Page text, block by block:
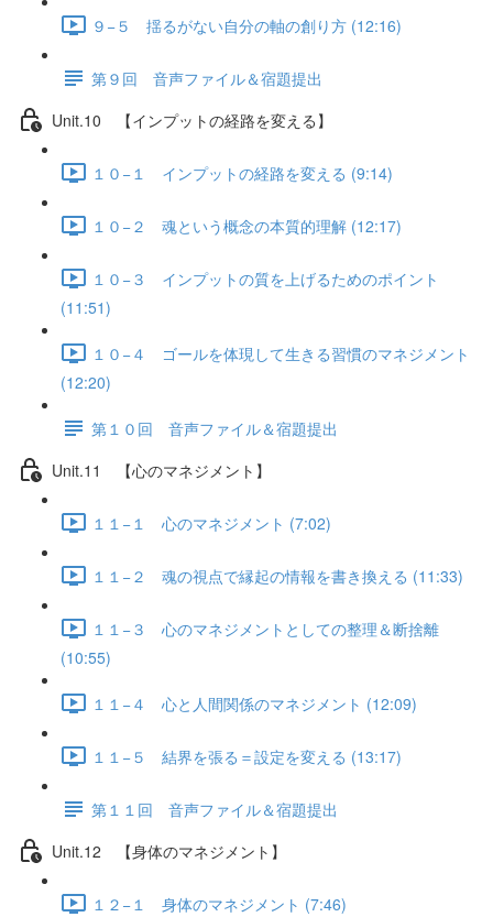
９−５ 揺るがない自分の軸の創り方 (12:16)
第９回 音声ファイル＆宿題提出
Unit.10 【インプットの経路を変える】
１０−１ インプットの経路を変える (9:14)
１０−２ 魂という概念の本質的理解 (12:17)
１０−３ インプットの質を上げるためのポイント
(11:51)
１０−４ ゴールを体現して生きる習慣のマネジメント
(12:20)
第１０回 音声ファイル＆宿題提出
Unit.11 【心のマネジメント】
１１−１ 心のマネジメント (7:02)
１１−２ 魂の視点で縁起の情報を書き換える (11:33)
１１−３ 心のマネジメントとしての整理＆断捨離
(10:55)
１１−４ 心と人間関係のマネジメント (12:09)
１１−５ 結界を張る＝設定を変える (13:17)
第１１回 音声ファイル＆宿題提出
Unit.12 【身体のマネジメント】
１２−１ 身体のマネジメント (7:46)